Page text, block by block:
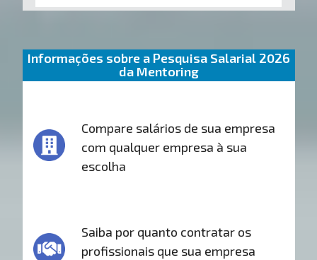
Informações sobre a Pesquisa Salarial 2026
da Mentoring
Compare salários de sua empresa
com qualquer empresa à sua
escolha
Saiba por quanto contratar os
profissionais que sua empresa